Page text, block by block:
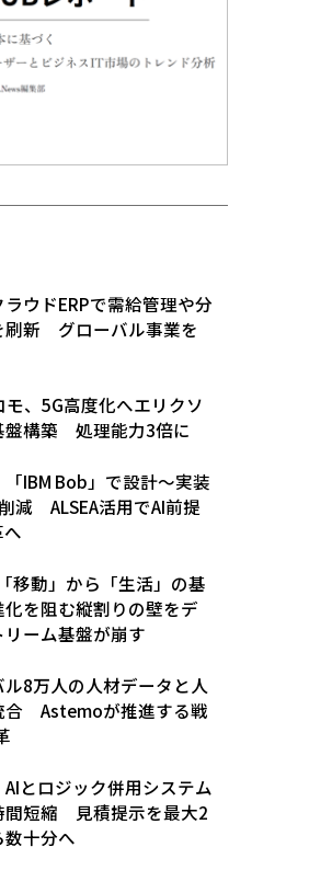
ウドERPで需給管理や分
刷新 グローバル事業を
、5G高度化へエリクソ
盤構築 処理能力3倍に
IBM Bob」で設計〜実装
減 ALSEA活用でAI前提
移動」から「生活」の基
を阻む縦割りの壁をデ
リーム基盤が崩す
ル8万人の人材データと人
合 Astemoが推進する戦
とロジック併用システム
間短縮 見積提示を最大2
十分へ